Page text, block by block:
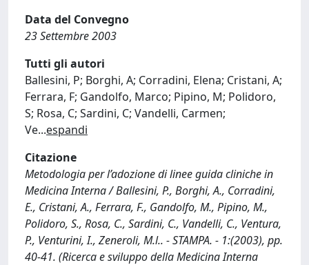
Data del Convegno
23 Settembre 2003
Tutti gli autori
Ballesini, P; Borghi, A; Corradini, Elena; Cristani, A;
Ferrara, F; Gandolfo, Marco; Pipino, M; Polidoro,
S; Rosa, C; Sardini, C; Vandelli, Carmen;
Ve...espandi
Citazione
Metodologia per l’adozione di linee guida cliniche in
Medicina Interna / Ballesini, P., Borghi, A., Corradini,
E., Cristani, A., Ferrara, F., Gandolfo, M., Pipino, M.,
Polidoro, S., Rosa, C., Sardini, C., Vandelli, C., Ventura,
P., Venturini, I., Zeneroli, M.l.. - STAMPA. - 1:(2003), pp.
40-41. (Ricerca e sviluppo della Medicina Interna